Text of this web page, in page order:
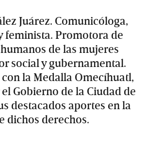
Juárez. Comunicóloga,
feminista. Promotora de
de las mujeres
social y gubernamental.
la Medalla Omecíhuatl,
Gobierno de la Ciudad de
destacados aportes en la
dichos derechos.